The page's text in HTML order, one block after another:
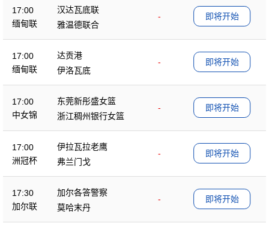
17:00
缅甸联
汉达瓦底联
-
雅温德联合
即将开始
17:00
缅甸联
达贡港
-
伊洛瓦底
即将开始
17:00
中女锦
东莞新彤盛女篮
-
浙江稠州银行女篮
即将开始
17:00
洲冠杯
伊拉瓦拉老鹰
-
弗兰门戈
即将开始
17:30
加尔联
加尔各答警察
-
莫哈末丹
即将开始